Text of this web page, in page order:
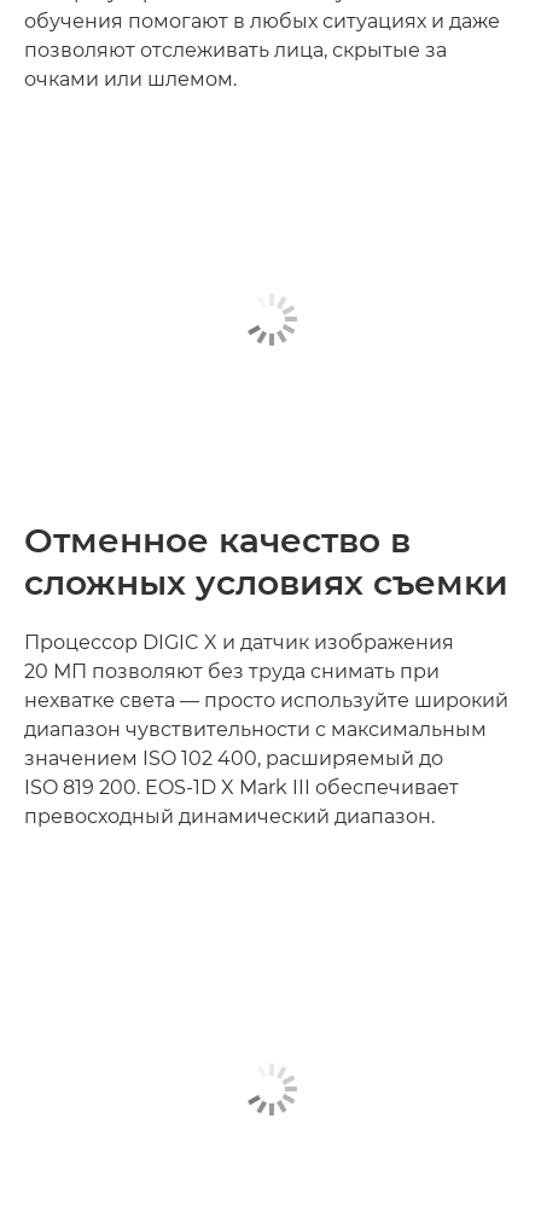
обучения помогают в любых ситуациях и даже
позволяют отслеживать лица, скрытые за
очками или шлемом.
Отменное качество в
сложных условиях съемки
Процессор DIGIC X и датчик изображения
20 МП позволяют без труда снимать при
нехватке света — просто используйте широкий
диапазон чувствительности с максимальным
значением ISO 102 400, расширяемый до
ISO 819 200. EOS-1D X Mark III обеспечивает
превосходный динамический диапазон.